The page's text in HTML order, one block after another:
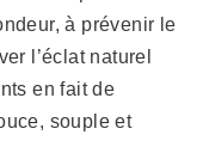
à prévenir le
l’éclat naturel
en fait de
souple et